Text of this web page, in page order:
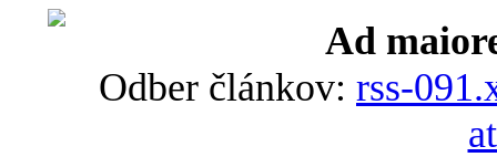
Ad
Odber článkov: rss-